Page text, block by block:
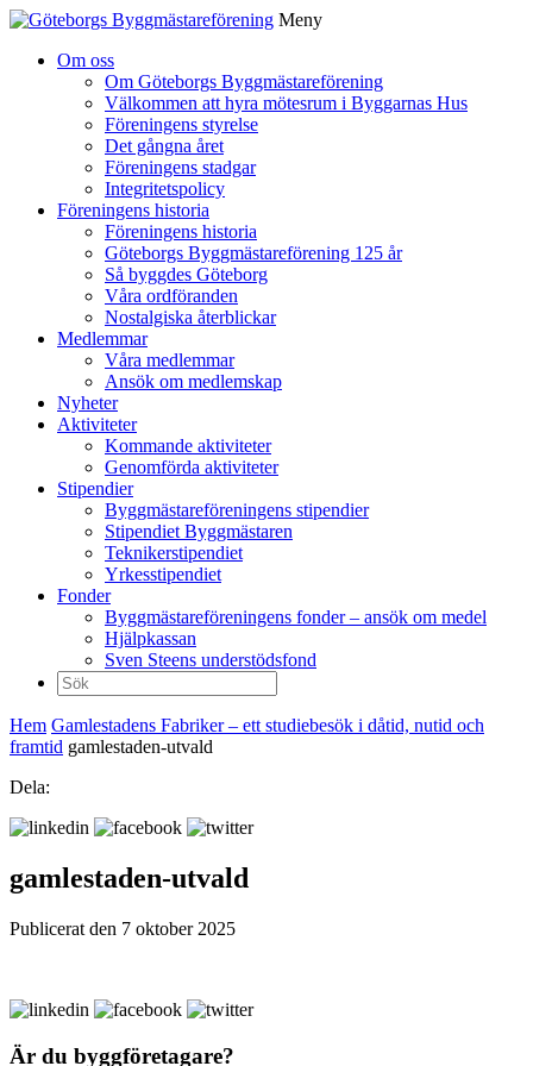
Meny
Om oss
Om Göteborgs Byggmästareförening
Välkommen att hyra mötesrum i Byggarnas Hus
Föreningens styrelse
Det gångna året
Föreningens stadgar
Integritetspolicy
Föreningens historia
Föreningens historia
Göteborgs Byggmästareförening 125 år
Så byggdes Göteborg
Våra ordföranden
Nostalgiska återblickar
Medlemmar
Våra medlemmar
Ansök om medlemskap
Nyheter
Aktiviteter
Kommande aktiviteter
Genomförda aktiviteter
Stipendier
Byggmästareföreningens stipendier
Stipendiet Byggmästaren
Teknikerstipendiet
Yrkesstipendiet
Fonder
Byggmästareföreningens fonder – ansök om medel
Hjälpkassan
Sven Steens understödsfond
Sök
efter:
Hem Gamlestadens Fabriker – ett studiebesök i dåtid, nutid och
framtid gamlestaden-utvald
Dela:
gamlestaden-utvald
Publicerat den 7 oktober 2025
Är du byggföretagare?